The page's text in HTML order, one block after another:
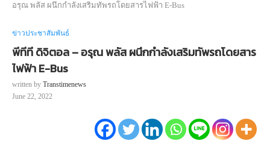
อรุณ พลัส ผนึกกำลังเสริมทัพรถโดยสารไฟฟ้า E-Bus
ข่าวประชาสัมพันธ์
พีทีที ดิจิตอล – อรุณ พลัส ผนึกกำลังเสริมทัพรถโดยสาร
ไฟฟ้า E-Bus
written by Transtimenews
June 22, 2022